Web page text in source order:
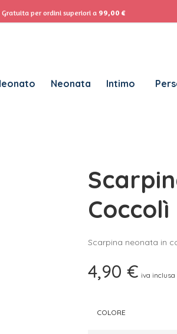
verranno utilizzati per supportare la tua
Neonata Intimo
Coccolì
Scarpina neonata in
4,90 € iva inclusa
COLORE
Gratuita per ordini superiori a 99,00 €